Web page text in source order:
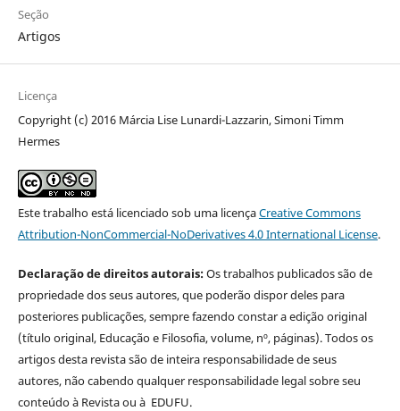
Seção
Artigos
Licença
Copyright (c) 2016 Márcia Lise Lunardi-Lazzarin, Simoni Timm
Hermes
Este trabalho está licenciado sob uma licençaCreative Commons
Attribution-NonCommercial-NoDerivatives 4.0 International License.
Declaração de direitos autorais:Os trabalhos publicados são de
propriedade dos seus autores, que poderão dispor deles para
posteriores publicações, sempre fazendo constar a edição original
(título original, Educação e Filosofia, volume, nº, páginas). Todos os
artigos desta revista são de inteira responsabilidade de seus
autores, não cabendo qualquer responsabilidade legal sobre seu
conteúdo à Revista ou à EDUFU.